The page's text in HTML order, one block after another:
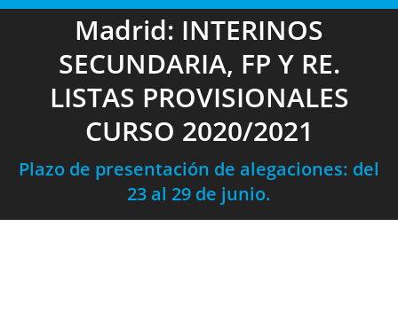
Madrid: INTERINOS
SECUNDARIA, FP Y RE.
LISTAS PROVISIONALES
CURSO 2020/2021
Plazo de presentación de alegaciones: del
23 al 29 de junio.